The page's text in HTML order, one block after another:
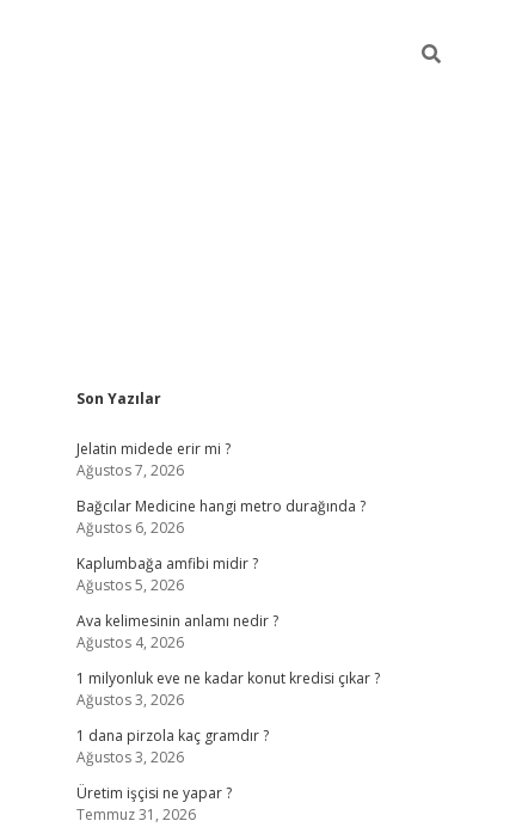
Sidebar
Son Yazılar
Jelatin midede erir mi ?
Ağustos 7, 2026
Bağcılar Medicine hangi metro durağında ?
Ağustos 6, 2026
Kaplumbağa amfibi midir ?
Ağustos 5, 2026
Ava kelimesinin anlamı nedir ?
Ağustos 4, 2026
1 milyonluk eve ne kadar konut kredisi çıkar ?
Ağustos 3, 2026
1 dana pirzola kaç gramdır ?
Ağustos 3, 2026
Üretim işçisi ne yapar ?
Temmuz 31, 2026